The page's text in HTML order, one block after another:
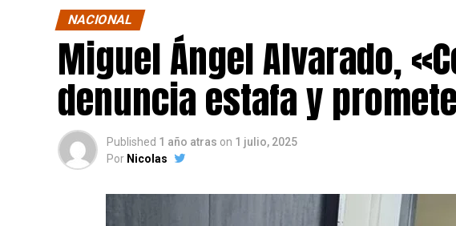
NACIONAL
Miguel Ángel Alvarado,
denuncia estafa y
Published 1 año atras on 1 julio, 2025
Por Nicolas